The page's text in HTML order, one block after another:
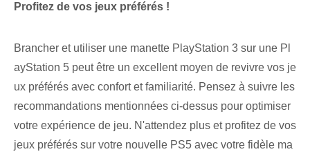
Profitez de vos jeux préférés !
Brancher et utiliser une manette PlayStation 3⁤ sur⁤ une Pl
ayStation 5 peut être un excellent moyen de revivre vos je
ux préférés avec‌ confort et familiarité. Pensez à suivre les
recommandations mentionnées ci-dessus pour optimiser
votre expérience de jeu. N'attendez plus et profitez de vos
jeux préférés⁢ sur votre nouvelle PS5 avec votre fidèle ma